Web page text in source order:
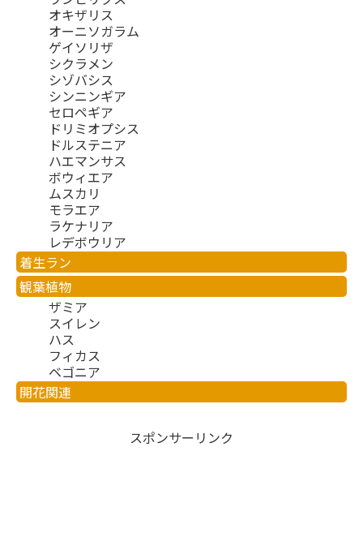
オキザリス
オーニソガラム
ゲイソリザ
シクラメン
シゾバシス
シンニンギア
セロペギア
ドリミオプシス
ドルステニア
ハエマンサス
ボウィエア
ムスカリ
モラエア
ラケナリア
レデボウリア
着生ラン
観葉植物
ザミア
スイレン
ハス
フィカス
ベゴニア
開花関連
スポンサーリンク